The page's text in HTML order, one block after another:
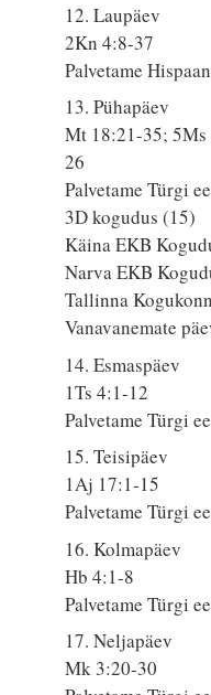
12. Laupäev
2Kn 4:8-37
Palvetame
13. Pühapäev
Mt 18:21-35; 5Ms
26
Palvetame Türgi
3D kogudus (15)
Käina EKB
Narva EKB
Tallinna
Vanavanemate
14. Esmaspäev
1Ts 4:1-12
Palvetame Türgi
15. Teisipäev
1Aj 17:1-15
Palvetame Türgi
16. Kolmapäev
Hb 4:1-8
Palvetame Türgi
17. Neljapäev
Mk 3:20-30